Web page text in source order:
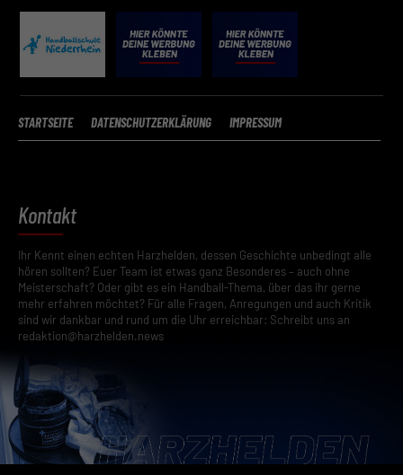
STARTSEITE DATENSCHUTZERKLÄRUNG IMPRESSUM
Kontakt
Ihr Kennt einen echten Harzhelden, dessen Geschichte unbedingt alle
hören sollten? Euer Team ist etwas ganz Besonderes – auch ohne
Meisterschaft? Oder gibt es ein Handball-Thema, über das ihr gerne
mehr erfahren möchtet? Für alle Fragen, Anregungen und auch Kritik
sind wir dankbar und rund um die Uhr erreichbar: Schreibt uns an
redaktion@harzhelden.news